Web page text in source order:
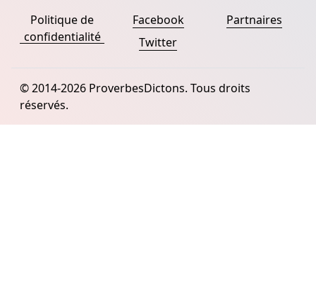
Politique de
confidentialité
Facebook
Twitter
Partnaires
© 2014-2026 ProverbesDictons. Tous droits
réservés.